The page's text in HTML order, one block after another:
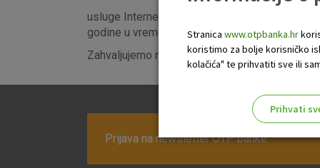
usluge Internet bankarstvo i m-banking za
godine u vremenu od 9:00 do 12:00 sati.
Zahvaljujemo na razumijevanju.
Prijava na newsletter OTP banke
Stranica www.otpbanka.hr
koristimo za bolje korisničko
kolačića" te prihvatiti sve ili
Prihvati